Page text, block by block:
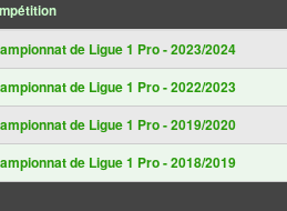
de Ligue 1 Pro - 2023/2024
de Ligue 1 Pro - 2022/2023
de Ligue 1 Pro - 2019/2020
de Ligue 1 Pro - 2018/2019